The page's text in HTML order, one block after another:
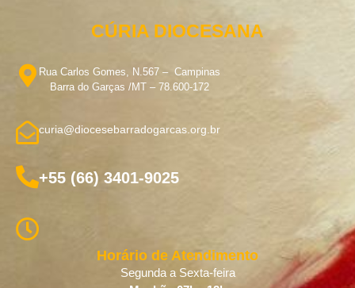
CÚRIA DIOCESANA
Rua Carlos Gomes, N.567 – Campinas
Barra do Garças /MT – 78.600-172
curia@diocesebarradogarcas.org.br
+55 (66) 3401-9025
Horário de Atendimento
Segunda a Sexta-feira